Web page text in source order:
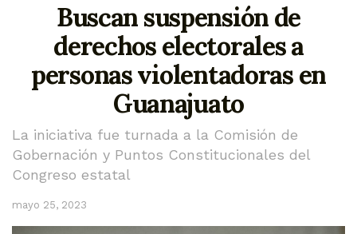
Buscan suspensión de
derechos electorales a
personas violentadoras en
Guanajuato
La iniciativa fue turnada a la Comisión de
Gobernación y Puntos Constitucionales del
Congreso estatal
mayo 25, 2023